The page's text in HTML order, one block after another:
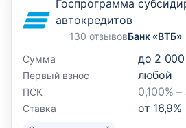
Госпрограмма
автокредитов
130 отзывовБанк «ВТБ»
Сумма
до 2
Первый взнос любой
ПСК 0,100%
Ставка от 16,9%